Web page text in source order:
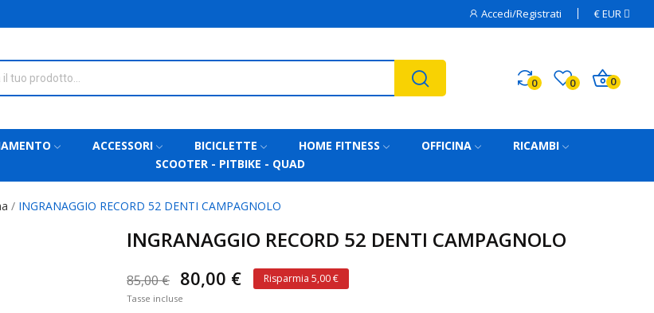
Accedi/Registrati €EUR
0 0 0
ACCESSORI BICICLETTE HOME FITNESS OFFICINA
RICAMBI
SCOOTER - PITBIKE - QUAD
INGRANAGGIO RECORD 52 DENTI CAMPAGNOLO
INGRANAGGIO RECORD 52 DENTI CAMPAGNOLO
85,00 € 80,00 € Risparmia 5,00 €
Tasse incluse